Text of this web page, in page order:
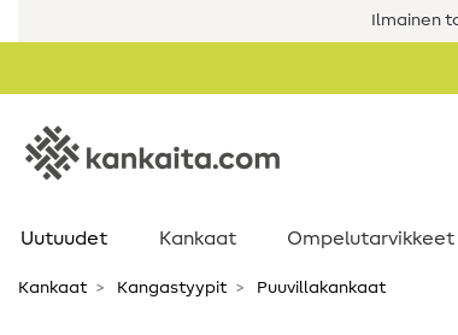
Ilmainen
Uutuudet Kankaat Ompelutarvikkeet
Kankaat Kangastyypit Puuvillakankaat